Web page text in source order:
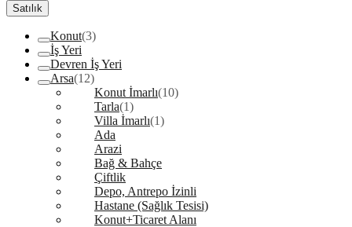
Satılık
Konut(3)
İş Yeri
Devren İş Yeri
Arsa(12)
Konut İmarlı(10)
Tarla(1)
Villa İmarlı(1)
Ada
Arazi
Bağ & Bahçe
Çiftlik
Depo, Antrepo İzinli
Hastane (Sağlık Tesisi)
Konut+Ticaret Alanı